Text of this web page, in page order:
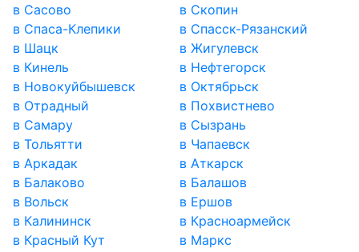
в Сасово
в Скопин
в Спаса-Клепики
в Спасск-Рязанский
в Шацк
в Жигулевск
в Кинель
в Нефтегорск
в Новокуйбышевск
в Октябрьск
в Отрадный
в Похвистнево
в Самару
в Сызрань
в Тольятти
в Чапаевск
в Аркадак
в Аткарск
в Балаково
в Балашов
в Вольск
в Ершов
в Калининск
в Красноармейск
в Красный Кут
в Маркс